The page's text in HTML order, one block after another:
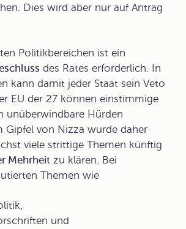
Dies wird aber nur auf Antrag
Politikbereichen ist ein
des Rates erforderlich. In
kann damit jeder Staat sein Veto
EU der 27 können einstimmige
unüberwindbare Hürden
Gipfel von Nizza wurde daher
viele strittige Themen künftig
Mehrheit zu klären. Bei
Themen wie
und